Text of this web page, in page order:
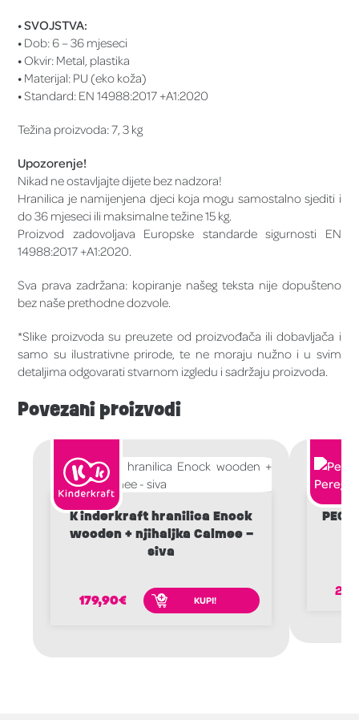
• SVOJSTVA:
• Dob: 6 – 36 mjeseci
•Okvir: Metal, plastika
• Materijal: PU (eko koža)
•Standard: EN 14988:2017 +A1:2020
Težina proizvoda: 7, 3 kg
Upozorenje!
Nikad ne ostavljajte dijete bez nadzora!
Hranilica je namijenjena djeci koja mogu samostalno sjediti i
do 36 mjeseci ili maksimalne težine 15 kg.
Proizvod zadovoljava Europske standarde sigurnosti EN
14988:2017 +A1:2020.
Sva prava zadržana: kopiranje našeg teksta nije dopušteno
bez naše prethodne dozvole.
*Slike proizvoda su preuzete od proizvođača ili dobavljača i
samo su ilustrativne prirode, te ne moraju nužno i u svim
detaljima odgovarati stvarnom izgledu i sadržaju proizvoda.
Povezani proizvodi
Kinderkraft hranilica Enock
wooden + njihaljka Calmee –
siva
179,90€ KUPI!
PEG